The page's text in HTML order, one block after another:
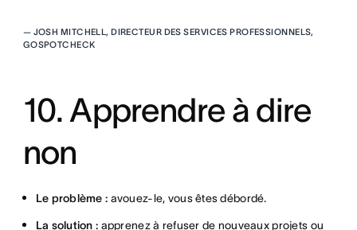
— JOSH MITCHELL, DIRECTEUR DES SERVICES PROFESSIONNELS,
GOSPOTCHECK
10. Apprendre à dire
non
Le problème : avouez-le, vous êtes débordé.
La solution : apprenez à refuser de nouveaux projets ou